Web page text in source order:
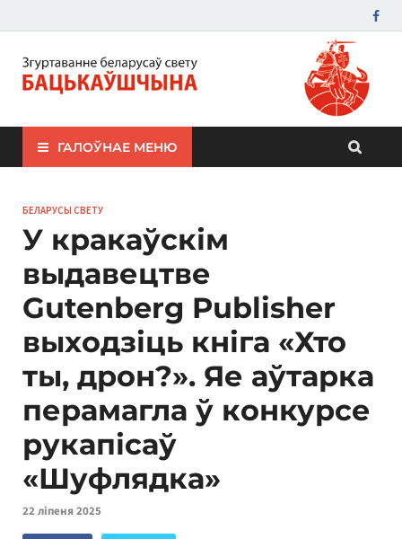
ЗБС "Бацькаўшчына"
ГАЛОЎНАЕ МЕНЮ
БЕЛАРУСЫ СВЕТУ
У кракаўскім
выдавецтве
Gutenberg Publisher
выходзіць кніга «Хто
ты, дрон?». Яе аўтарка
перамагла ў конкурсе
рукапісаў
«Шуфлядка»
22 ліпеня 2025